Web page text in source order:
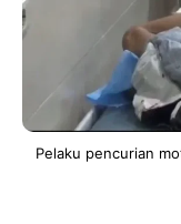
Pelaku pencurian